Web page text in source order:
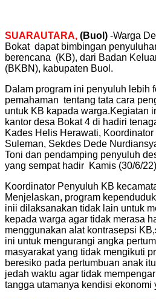
SUARAUTARA, (Buol) -Warga
Bokat dapat bimbingan
berencana (KB), dari Badan
(BKBN), kabupaten Buol.
Dalam program ini penyuluh lebih
pemahaman tentang tata cara
untuk KB kapada warga.Kegiatan
kantor desa Bokat 4 di hadiri
Kades Helis Herawati,
Suleman, Sekdes Dede
Toni dan pendamping penyuluh
yang sempat hadir Kamis (30/6/
Koordinator Penyuluh KB
Menjelaskan, program
inii dilaksanakan tidak lain untuk
kepada warga agar tidak merasa
menggunakan alat kontrasepsi
ini untuk mengurangi angka
masyarakat yang tidak mengikuti
beresiko pada pertumbuan anak
jedah waktu agar tidak
tangga utamanya kendisi ekonomi